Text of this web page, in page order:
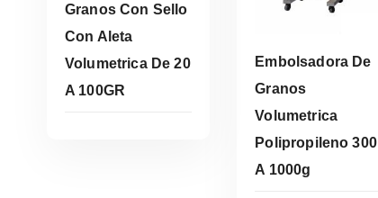
Leer Más
Granos Con Sello
Con Aleta
Volumetrica De 20
A 100GR
Embolsadora De
Granos
Volumetrica
Polipropileno 300
A 1000g